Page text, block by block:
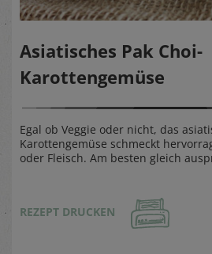
Asiatisches Pak Choi-
Karottengemüse
Egal ob Veggie oder nicht, das
Karottengemüse schmeckt
oder Fleisch. Am besten gleich
REZEPT DRUCKEN